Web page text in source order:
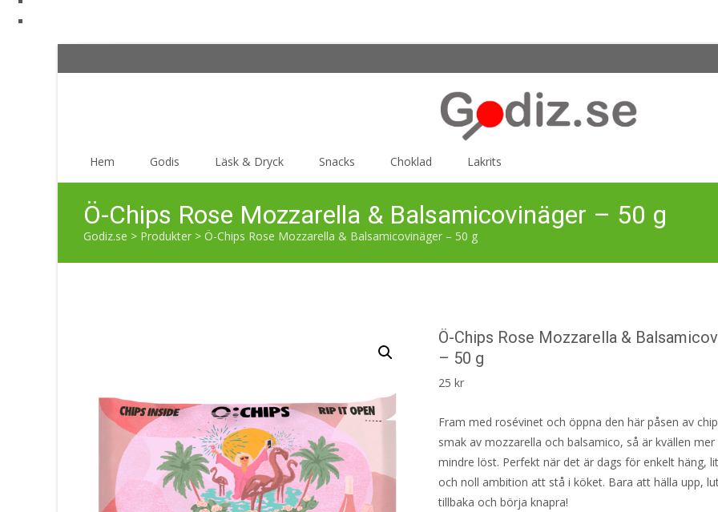
Hem Godis Läsk & Dryck Snacks Choklad Lakrits
Ö-Chips Rose Mozzarella & Balsamicovinäger – 50 g
Godiz.se > Produkter > Ö-Chips Rose Mozzarella & Balsamicovinäger – 50 g
Ö-Chips Rose Mozzarella &
– 50 g
25kr
Fram med rosévinet och öppna den här påsen av
smak av mozzarella och balsamico, så är kvällen mer
mindre löst. Perfekt när det är dags för enkelt häng,
och noll ambition att stå i köket. Bara att hälla upp,
tillbaka och börja knapra!